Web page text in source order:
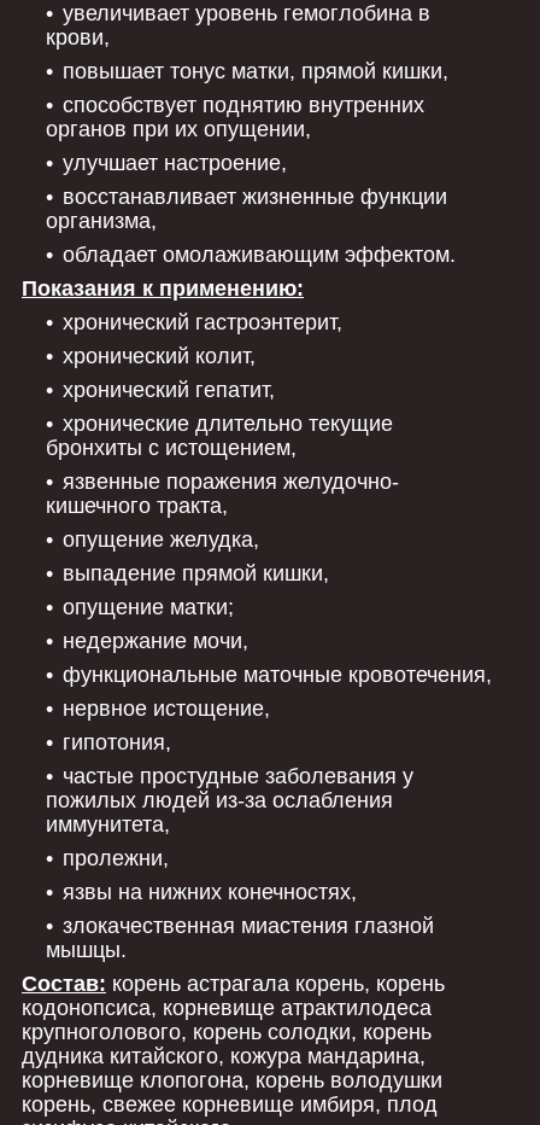
увеличивает уровень гемоглобина в
крови,
повышает тонус матки, прямой кишки,
способствует поднятию внутренних
органов при их опущении,
улучшает настроение,
восстанавливает жизненные функции
организма,
обладает омолаживающим эффектом.
Показания к применению:
хронический гастроэнтерит,
хронический колит,
хронический гепатит,
хронические длительно текущие
бронхиты с истощением,
язвенные поражения желудочно-
кишечного тракта,
опущение желудка,
выпадение прямой кишки,
опущение матки;
недержание мочи,
функциональные маточные кровотечения,
нервное истощение,
гипотония,
частые простудные заболевания у
пожилых людей из-за ослабления
иммунитета,
пролежни,
язвы на нижних конечностях,
злокачественная миастения глазной
мышцы.
Состав: корень астрагала корень, корень
кодонопсиса, корневище атрактилодеса
крупноголового, корень солодки, корень
дудника китайского, кожура мандарина,
корневище клопогона, корень володушки
корень, свежее корневище имбиря, плод